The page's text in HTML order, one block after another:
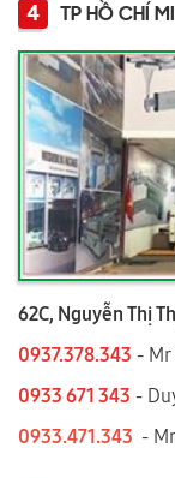
4 TP HỒ CHÍ
62C, Nguyễn Thị
0937.378.343 - Mr
0933 671 343 -
0933.471.343 -